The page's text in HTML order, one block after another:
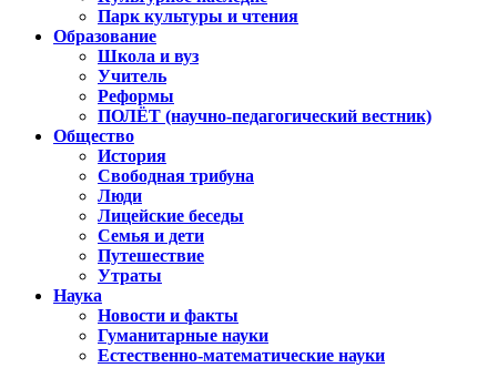
Парк культуры и чтения
Образование
Школа и вуз
Учитель
Реформы
ПОЛЁТ (научно-педагогический вестник)
Общество
История
Свободная трибуна
Люди
Лицейские беседы
Семья и дети
Путешествие
Утраты
Наука
Новости и факты
Гуманитарные науки
Естественно-математические науки